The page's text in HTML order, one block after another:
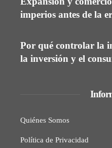
imperios antes de la
Por qué controlar la
la inversión y el
Quiénes Somos
Política de Privacidad